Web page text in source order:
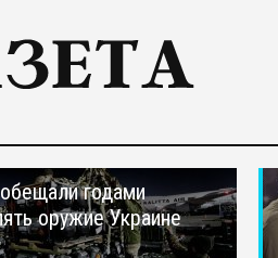
годами
оружие Украине